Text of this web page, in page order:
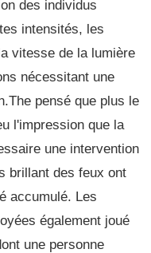
des individus
intensités, les
vitesse de la lumière
nécessitant une
pensé que plus le
l'impression que la
une intervention
brillant des feux ont
accumulé. Les
également joué
une personne